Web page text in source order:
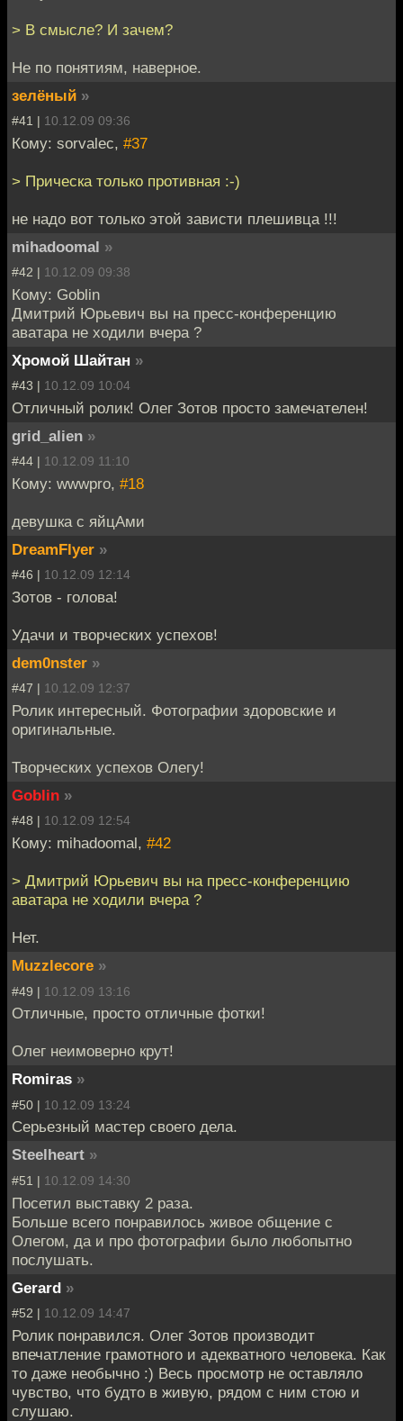
> В смысле? И зачем?
Не по понятиям, наверное.
зелёный »
#41 | 10.12.09 09:36
Кому: sorvalec, #37
> Прическа только противная :-)
не надо вот только этой зависти плешивца !!!
mihadoomal »
#42 | 10.12.09 09:38
Кому: Goblin
Дмитрий Юрьевич вы на преcc-конференцию
аватара не ходили вчера ?
Хромой Шайтан »
#43 | 10.12.09 10:04
Отличный ролик! Олег Зотов просто замечателен!
grid_alien »
#44 | 10.12.09 11:10
Кому: wwwpro, #18
девушка с яйцАми
DreamFlyer »
#46 | 10.12.09 12:14
Зотов - голова!
Удачи и творческих успехов!
dem0nster »
#47 | 10.12.09 12:37
Ролик интересный. Фотографии здоровские и
оригинальные.
Творческих успехов Олегу!
Goblin »
#48 | 10.12.09 12:54
Кому: mihadoomal, #42
> Дмитрий Юрьевич вы на преcc-конференцию
аватара не ходили вчера ?
Нет.
Muzzlecore »
#49 | 10.12.09 13:16
Отличные, просто отличные фотки!
Олег неимоверно крут!
Romiras »
#50 | 10.12.09 13:24
Серьезный мастер своего дела.
Steelheart »
#51 | 10.12.09 14:30
Посетил выставку 2 раза.
Больше всего понравилось живое общение с
Олегом, да и про фотографии было любопытно
послушать.
Gerard »
#52 | 10.12.09 14:47
Ролик понравился. Олег Зотов производит
впечатление грамотного и адекватного человека. Как
то даже необычно :) Весь просмотр не оставляло
чувство, что будто в живую, рядом с ним стою и
слушаю.